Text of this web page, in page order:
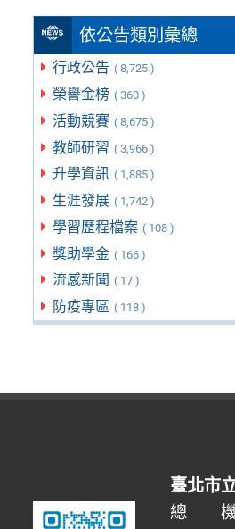
依公告類別彙總
行政公告 ( 8,725 )
榮譽金榜 ( 360 )
活動競賽 ( 8,675 )
教師研習 ( 3,966 )
升學資訊 ( 1,885 )
生涯發展 ( 1,742 )
學習歷程檔案 ( 108 )
獎助學金 ( 166 )
流感新聞 ( 17 )
防疫專區 ( 118 )
臺北市
總 機